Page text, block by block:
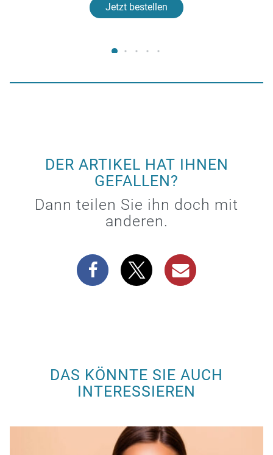
Jetzt bestellen
DER ARTIKEL HAT IHNEN
GEFALLEN?
Dann teilen Sie ihn doch mit
anderen.
DAS KÖNNTE SIE AUCH
INTERESSIEREN